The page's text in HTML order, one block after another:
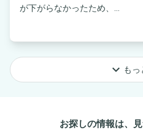
が下がらなかったため、...
keyboard_arrow_down もっ
お探しの情報は、